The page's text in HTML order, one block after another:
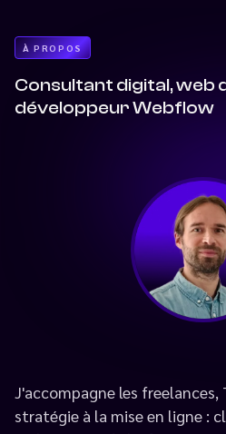
À PROPOS
Consultant digital, web
développeur Webflow
J'accompagne les freelances,
stratégie à la mise en ligne :